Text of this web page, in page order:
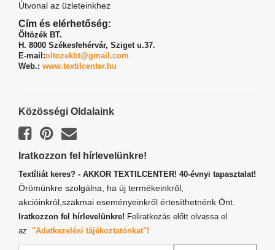
Útvonal az üzleteinkhez
Cím és elérhetőség:
Öltözék BT.
H. 8000 Székesfehérvár, Sziget u.37.
E-mail:oltozekbt@gmail.com
Web.: www.textilcenter.hu
Közösségi Oldalaink
Iratkozzon fel hírlevelünkre!
Textíliát keres? - AKKOR TEXTILCENTER! 40-évnyi tapasztalat!
Örömünkre szolgálna, ha új termékeinkről,
akcióinkról,szakmai eseményeinkről értesíthetnénk Önt.
Iratkozzon fel hírlevelünkre! Feliratkozás előtt olvassa el
az "Adatkezelési tájékoztatónkat"!